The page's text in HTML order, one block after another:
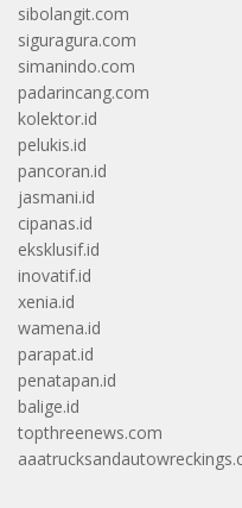
sibolangit.com
siguragura.com
simanindo.com
padarincang.com
kolektor.id
pelukis.id
pancoran.id
jasmani.id
cipanas.id
eksklusif.id
inovatif.id
xenia.id
wamena.id
parapat.id
penatapan.id
balige.id
topthreenews.com